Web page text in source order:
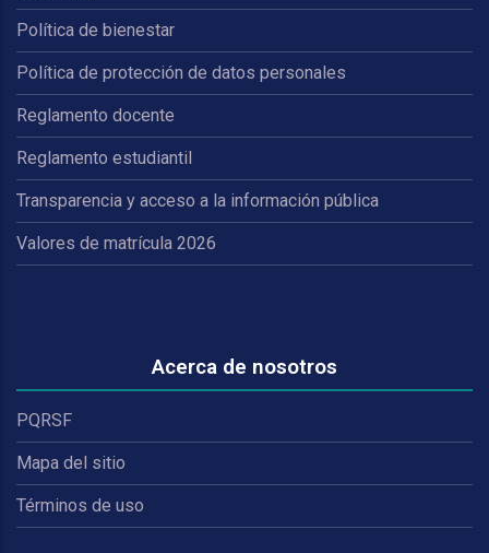
Política de bienestar
Política de protección de datos personales
Reglamento docente
Reglamento estudiantil
Transparencia y acceso a la información pública
Valores de matrícula 2026
Acerca de nosotros
PQRSF
Mapa del sitio
Términos de uso